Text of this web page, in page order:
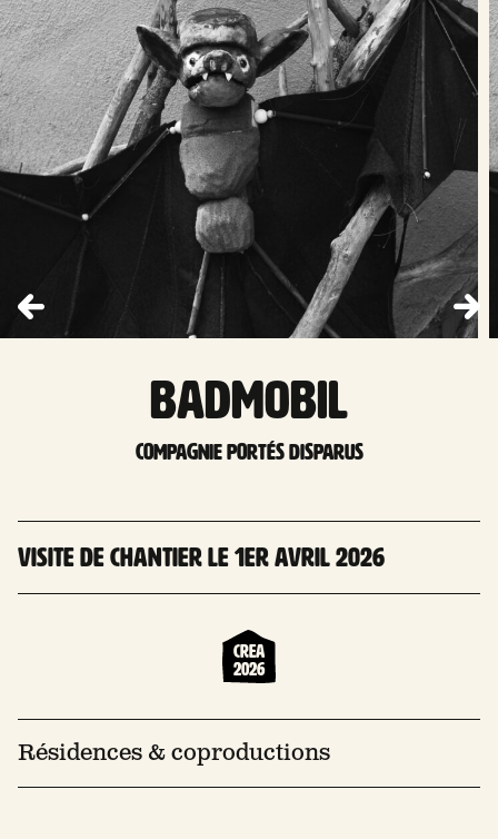
Badmobil
Compagnie Portés disparus
Visite de chantier le 1er avril 2026
Crea
2026
Résidences & coproductions